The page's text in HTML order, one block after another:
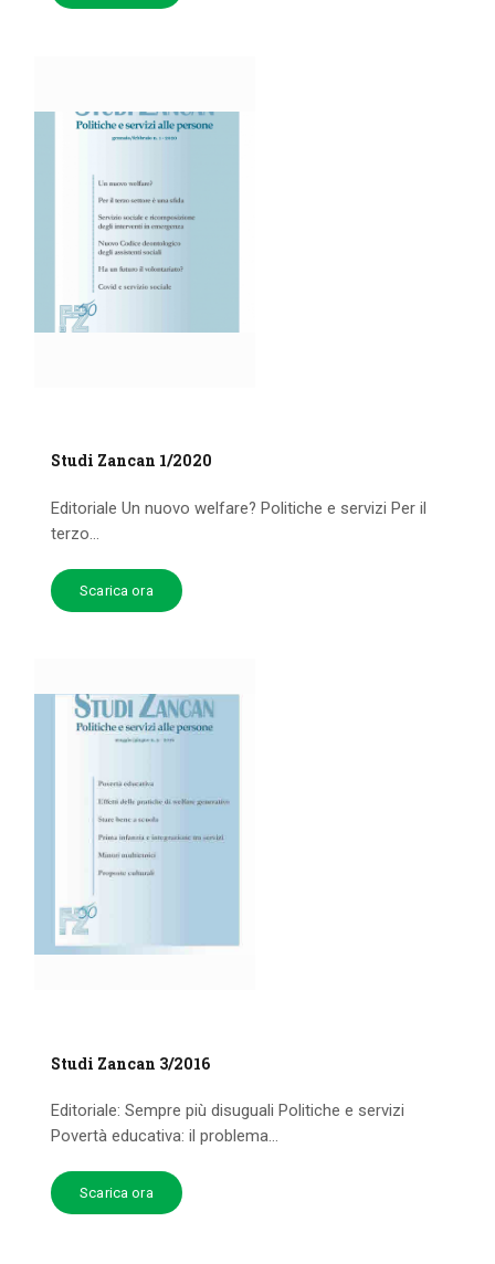
Studi Zancan 1/2020
Editoriale Un nuovo welfare? Politiche e servizi Per il
terzo...
Scarica ora
Studi Zancan 3/2016
Editoriale: Sempre più disuguali Politiche e servizi
Povertà educativa: il problema...
Scarica ora